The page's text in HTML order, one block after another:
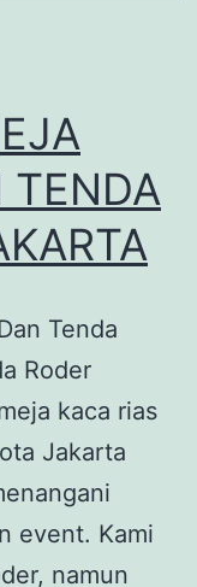
TENDA
Tenda
Roder
kaca rias
Jakarta
event. Kami
namun